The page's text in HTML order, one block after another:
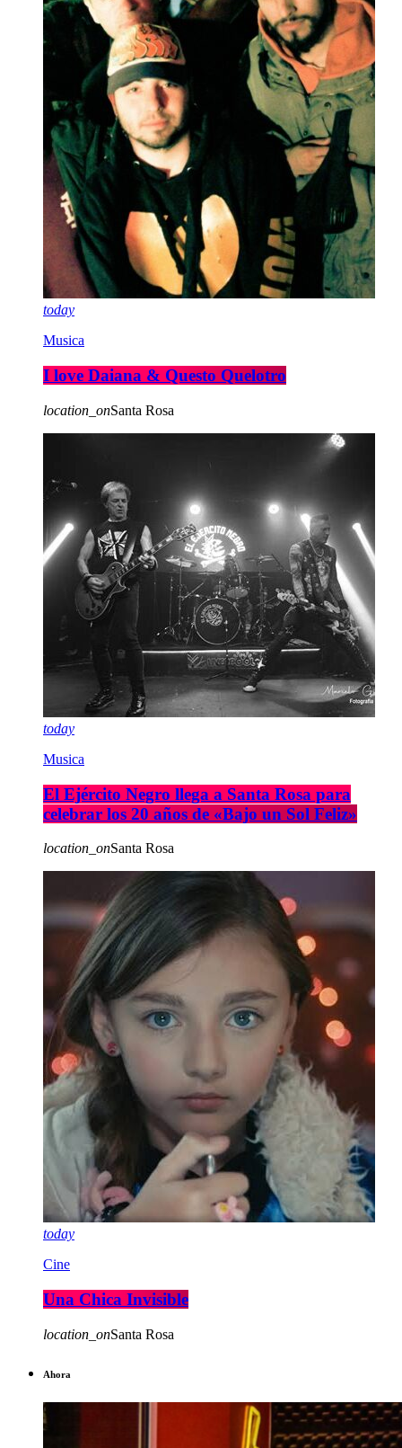
today
Musica
I love Daiana & Questo Quelotro
location_onSanta Rosa
today
Musica
El Ejército Negro llega a Santa Rosa para
celebrar los 20 años de «Bajo un Sol Feliz»
location_onSanta Rosa
today
Cine
Una Chica Invisible
location_onSanta Rosa
Ahora